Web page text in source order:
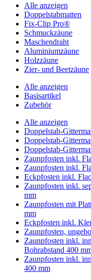
Alle anzeigen
Doppelstabmatten
Fix-Clip Pro®
Schmuckzäune
Maschendraht
Aluminiumzäune
Holzzäune
Zier- und Beetzäune
Alle anzeigen
Basisartikel
Zubehör
Alle anzeigen
Doppelstab-
Doppelstab-
Doppelstab-
Zaunpfosten inkl.
Zaunpfosten inkl.
Eckpfosten inkl.
Zaunpfosten inkl.
mm
Zaunpfosten mit
mm
Eckpfosten inkl.
Zaunpfosten,
Zaunpfosten inkl.
Bohrabstand 400
Zaunpfosten inkl.
400 mm